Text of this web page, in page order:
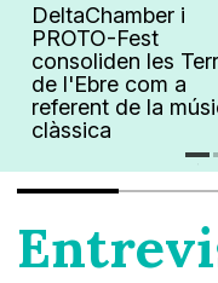
DeltaChamber i
PROTO-Fest
consoliden les
de l'Ebre com a
referent de la
clàssica